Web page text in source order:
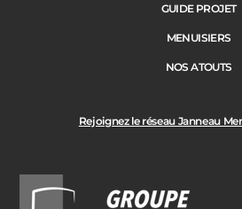
Rejoignez le réseau Janneau
GUIDE PROJET
MENUISIERS
NOS ATOUTS